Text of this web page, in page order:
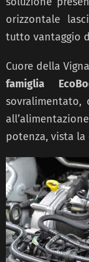
orizzontale
tutto vantaggio
Cuore della
famiglia
sovralimentato,
potenza, vista